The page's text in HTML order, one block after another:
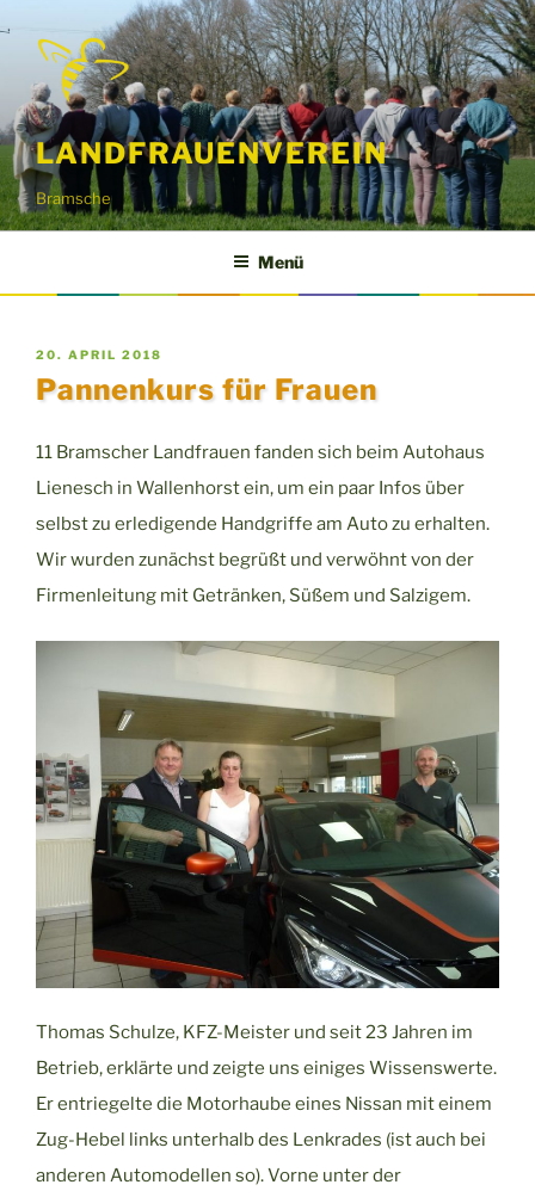
Inhalt
springen
LANDFRAUENVEREIN
Bramsche
Menü
VERÖFFENTLICHT
AM
20. APRIL 2018
Pannenkurs für Frauen
11 Bramscher Landfrauen fanden sich beim Autohaus
Lienesch in Wallenhorst ein, um ein paar Infos über
selbst zu erledigende Handgriffe am Auto zu erhalten.
Wir wurden zunächst begrüßt und verwöhnt von der
Firmenleitung mit Getränken, Süßem und Salzigem.
Thomas Schulze, KFZ-Meister und seit 23 Jahren im
Betrieb, erklärte und zeigte uns einiges Wissenswerte.
Er entriegelte die Motorhaube eines Nissan mit einem
Zug-Hebel links unterhalb des Lenkrades (ist auch bei
anderen Automodellen so). Vorne unter der